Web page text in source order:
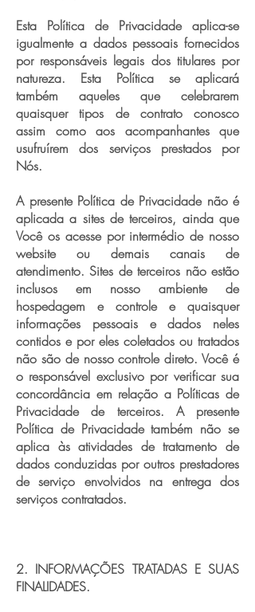
Esta Política de Privacidade aplica-se
igualmente a dados pessoais fornecidos
por responsáveis legais dos titulares por
natureza. Esta Política se aplicará
também aqueles que celebrarem
quaisquer tipos de contrato conosco
assim como aos acompanhantes que
usufruírem dos serviços prestados por
Nós.
A presente Política de Privacidade não é
aplicada a sites de terceiros, ainda que
Você os acesse por intermédio de nosso
website ou demais canais de
atendimento. Sites de terceiros não estão
inclusos em nosso ambiente de
hospedagem e controle e quaisquer
informações pessoais e dados neles
contidos e por eles coletados ou tratados
não são de nosso controle direto. Você é
o responsável exclusivo por verificar sua
concordância em relação a Políticas de
Privacidade de terceiros. A presente
Política de Privacidade também não se
aplica às atividades de tratamento de
dados conduzidas por outros prestadores
de serviço envolvidos na entrega dos
serviços contratados.
2. INFORMAÇÕES TRATADAS E SUAS
FINALIDADES.